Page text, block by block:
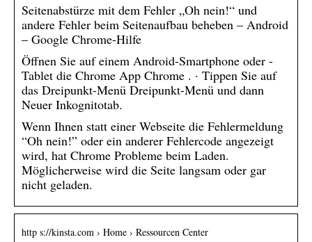
Seitenabstürze mit dem Fehler „Oh nein!“ und
andere Fehler beim Seitenaufbau beheben – Android
– Google Chrome-Hilfe
Öffnen Sie auf einem Android-Smartphone oder -
Tablet die Chrome App Chrome . · Tippen Sie auf
das Dreipunkt-Menü Dreipunkt-Menü und dann
Neuer Inkognitotab.
Wenn Ihnen statt einer Webseite die Fehlermeldung
“Oh nein!” oder ein anderer Fehlercode angezeigt
wird, hat Chrome Probleme beim Laden.
Möglicherweise wird die Seite langsam oder gar
nicht geladen.
http s://kinsta.com › Home › Ressourcen Center